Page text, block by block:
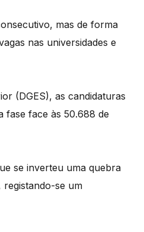
mas de forma
nas universidades e
(DGES), as candidaturas
fase face às 50.688 de
se inverteu uma quebra
se um